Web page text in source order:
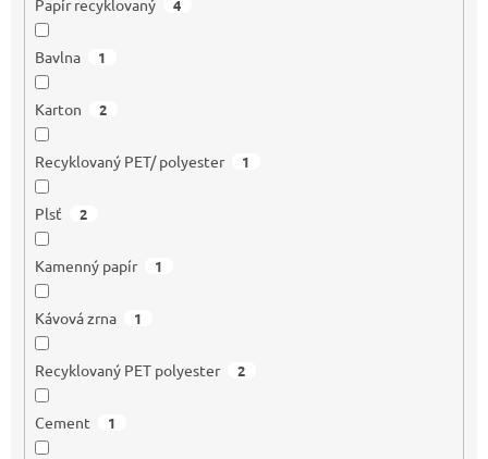
Papír recyklovaný 4
Bavlna 1
Karton 2
Recyklovaný PET/ polyester 1
Plsť 2
Kamenný papír 1
Kávová zrna 1
Recyklovaný PET polyester 2
Cement 1